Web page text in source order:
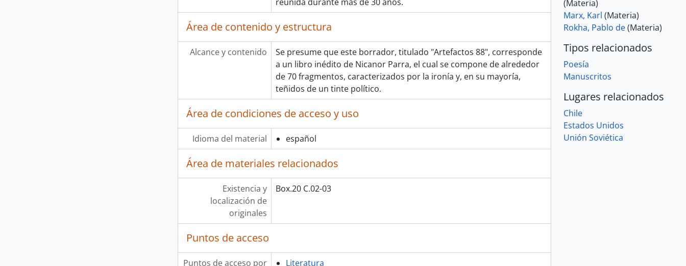
Área de contenido y estructura
Alcance y contenido
Se presume que este borrador, titulado "Artefactos 88", corresponde
a un libro inédito de Nicanor Parra, el cual se compone de alrededor
de 70 fragmentos, caracterizados por la ironía y, en su mayoría,
teñidos de un tinte político.
Área de condiciones de acceso y uso
Idioma del material español
Área de materiales relacionados
Existencia y
localización de
originales
Box.20 C.02-03
Puntos de acceso
Puntos de acceso por
Literatura
(Materia)
Marx, Karl (Materia)
Rokha, Pablo de(Materia)
Tipos relacionados
Poesía
Manuscritos
Lugares relacionados
Chile
Estados Unidos
Unión Soviética